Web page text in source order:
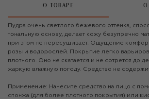
О ТОВАРЕ О
Пудра очень светлого бежевого оттенка,
тональную основу, делает кожу безупречно
при этом не пересушивает. Ощущение
розы и водорослей. Покрытие легко
плотного. Оно не скатается и не сотрется до
жаркую влажную погоду. Средство не
Применение: Нанесите средство на лицо с
спонжа (для более плотного покрытия) или